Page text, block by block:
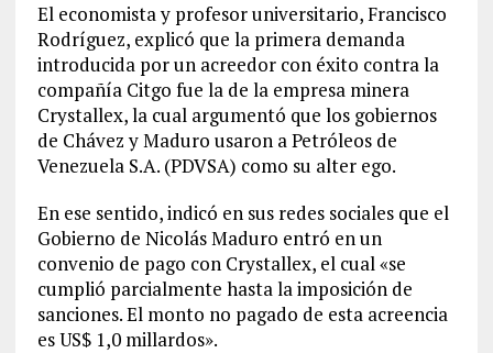
El economista y profesor universitario, Francisco
Rodríguez, explicó que la primera demanda
introducida por un acreedor con éxito contra la
compañía Citgo fue la de la empresa minera
Crystallex, la cual argumentó que los gobiernos
de Chávez y Maduro usaron a Petróleos de
Venezuela S.A. (PDVSA) como su alter ego.
En ese sentido, indicó en sus redes sociales que el
Gobierno de Nicolás Maduro entró en un
convenio de pago con Crystallex, el cual «se
cumplió parcialmente hasta la imposición de
sanciones. El monto no pagado de esta acreencia
es US$ 1,0 millardos».